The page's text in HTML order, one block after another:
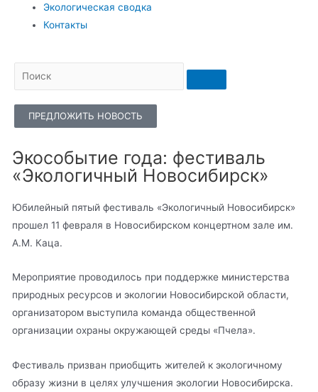
Экологическая сводка
Контакты
ПРЕДЛОЖИТЬ НОВОСТЬ
Экособытие года: фестиваль
«Экологичный Новосибирск»
Юбилейный пятый фестиваль «Экологичный Новосибирск»
прошел 11 февраля в Новосибирском концертном зале им.
А.М. Каца.
Мероприятие проводилось при поддержке министерства
природных ресурсов и экологии Новосибирской области,
организатором выступила команда общественной
организации охраны окружающей среды «Пчела».
Фестиваль призван приобщить жителей к экологичному
образу жизни в целях улучшения экологии Новосибирска.